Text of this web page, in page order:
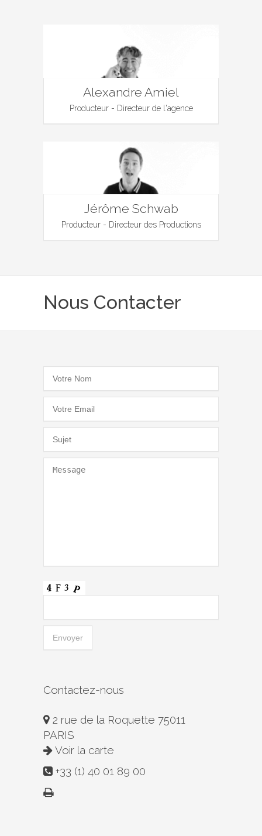
Alexandre Amiel
Producteur - Directeur de l'agence
Jérôme Schwab
Producteur - Directeur des Productions
Nous Contacter
Contactez-nous
2 rue de la Roquette 75011
PARIS
Voir la carte
+33 (1) 40 01 89 00